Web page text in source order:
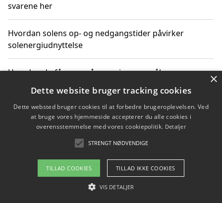
svarene her
Hvordan solens op- og nedgangstider påvirker
solenergiudnyttelse
Hvordan du får svar på energispørgsmål om
Copyright 2026 - Pilanto Aps
Om / kontakt
Blog Betingelser
×
Dette website bruger tracking cookies
Dette websted bruger cookies til at forbedre brugeroplevelsen. Ved
at bruge vores hjemmeside accepterer du alle cookies i
overensstemmelse med vores cookiepolitik. Detaljer
STRENGT NØDVENDIGE
TILLAD COOKIES TILLAD IKKE COOKIES
VIS DETALJER